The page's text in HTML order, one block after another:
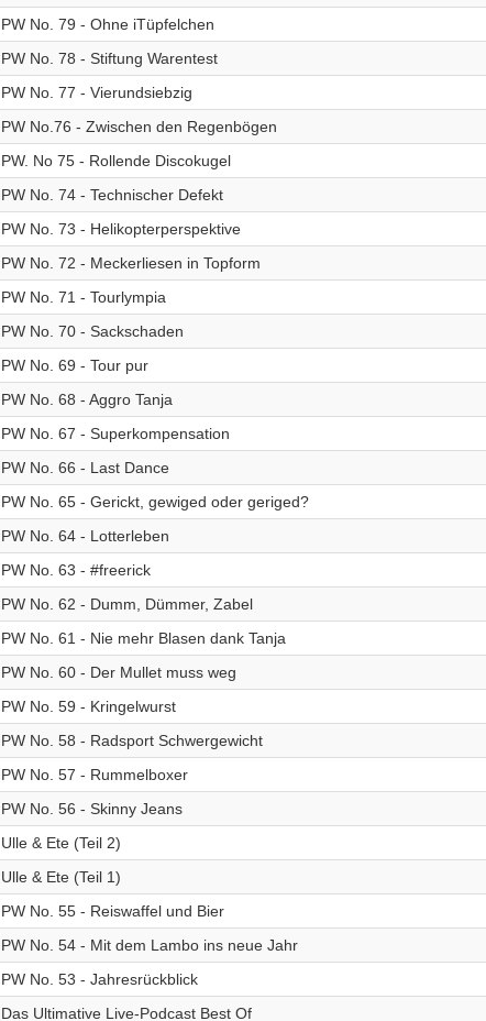
PW No. 79 - Ohne iTüpfelchen
PW No. 78 - Stiftung Warentest
PW No. 77 - Vierundsiebzig
PW No.76 - Zwischen den Regenbögen
PW. No 75 - Rollende Discokugel
PW No. 74 - Technischer Defekt
PW No. 73 - Helikopterperspektive
PW No. 72 - Meckerliesen in Topform
PW No. 71 - Tourlympia
PW No. 70 - Sackschaden
PW No. 69 - Tour pur
PW No. 68 - Aggro Tanja
PW No. 67 - Superkompensation
PW No. 66 - Last Dance
PW No. 65 - Gerickt, gewiged oder geriged?
PW No. 64 - Lotterleben
PW No. 63 - #freerick
PW No. 62 - Dumm, Dümmer, Zabel
PW No. 61 - Nie mehr Blasen dank Tanja
PW No. 60 - Der Mullet muss weg
PW No. 59 - Kringelwurst
PW No. 58 - Radsport Schwergewicht
PW No. 57 - Rummelboxer
PW No. 56 - Skinny Jeans
Ulle & Ete (Teil 2)
Ulle & Ete (Teil 1)
PW No. 55 - Reiswaffel und Bier
PW No. 54 - Mit dem Lambo ins neue Jahr
PW No. 53 - Jahresrückblick
Das Ultimative Live-Podcast Best Of